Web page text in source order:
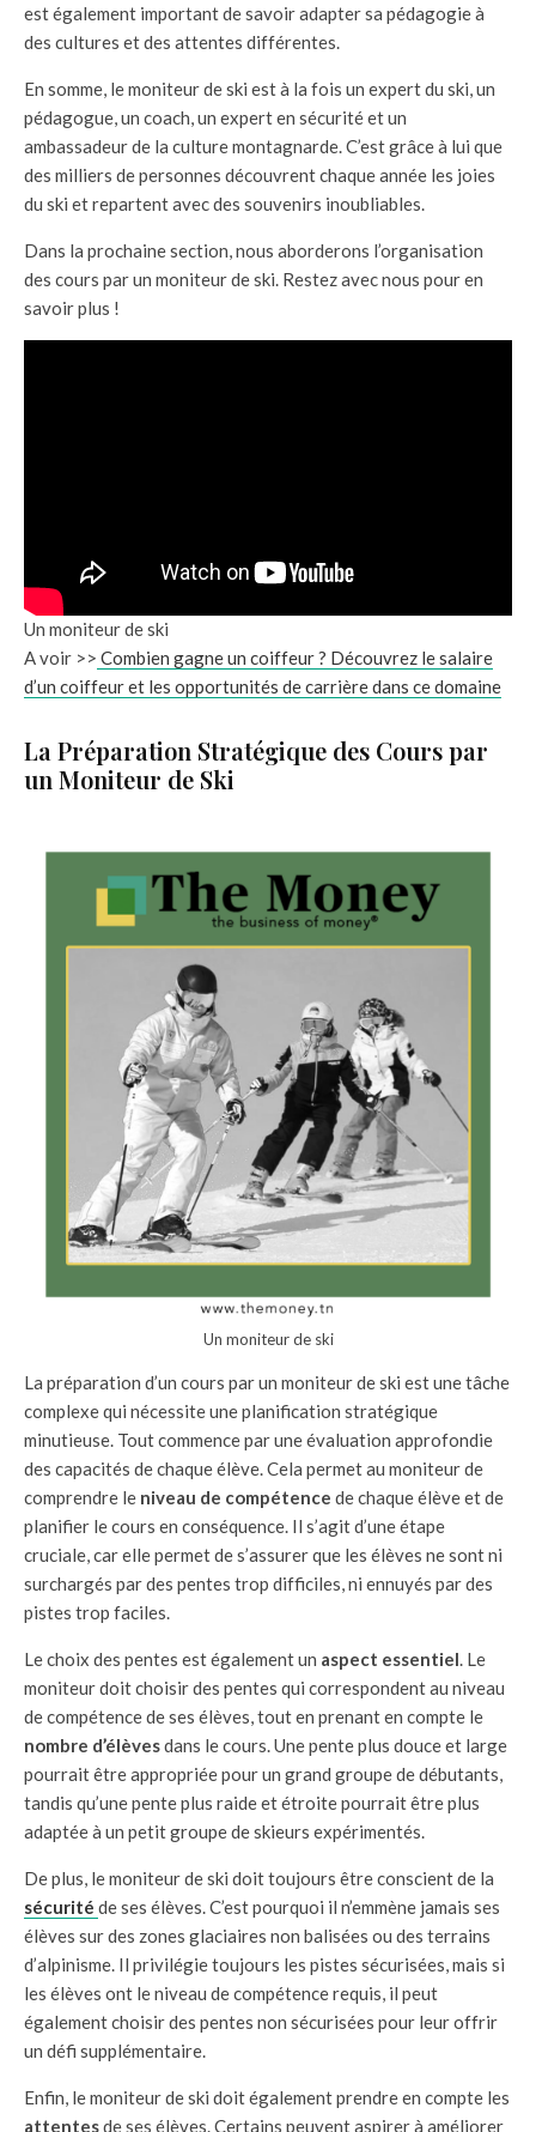
est également important de savoir adapter sa pédagogie à
des cultures et des attentes différentes.
En somme, le moniteur de ski est à la fois un expert du ski, un
pédagogue, un coach, un expert en sécurité et un
ambassadeur de la culture montagnarde. C’est grâce à lui que
des milliers de personnes découvrent chaque année les joies
du ski et repartent avec des souvenirs inoubliables.
Dans la prochaine section, nous aborderons l’organisation
des cours par un moniteur de ski. Restez avec nous pour en
savoir plus !
Un moniteur de ski
A voir >> Combien gagne un coiffeur ? Découvrez le salaire
d’un coiffeur et les opportunités de carrière dans ce domaine
La Préparation Stratégique des Cours par
un Moniteur de Ski
Un moniteur de ski
La préparation d’un cours par un moniteur de ski est une tâche
complexe qui nécessite une planification stratégique
minutieuse. Tout commence par une évaluation approfondie
des capacités de chaque élève. Cela permet au moniteur de
comprendre le niveau de compétence de chaque élève et de
planifier le cours en conséquence. Il s’agit d’une étape
cruciale, car elle permet de s’assurer que les élèves ne sont ni
surchargés par des pentes trop difficiles, ni ennuyés par des
pistes trop faciles.
Le choix des pentes est également un aspect essentiel . Le
moniteur doit choisir des pentes qui correspondent au niveau
de compétence de ses élèves, tout en prenant en compte le
nombre d’élèvesdans le cours. Une pente plus douce et large
pourrait être appropriée pour un grand groupe de débutants,
tandis qu’une pente plus raide et étroite pourrait être plus
adaptée à un petit groupe de skieurs expérimentés.
De plus, le moniteur de ski doit toujours être conscient de la
sécurité de ses élèves. C’est pourquoi il n’emmène jamais ses
élèves sur des zones glaciaires non balisées ou des terrains
d’alpinisme. Il privilégie toujours les pistes sécurisées, mais si
les élèves ont le niveau de compétence requis, il peut
également choisir des pentes non sécurisées pour leur offrir
un défi supplémentaire.
Enfin, le moniteur de ski doit également prendre en compte les
attentesde ses élèves. Certains peuvent aspirer à améliorer